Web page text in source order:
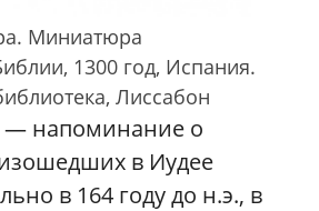
Миниатюра
1300 год, Испания.
Лиссабон
— напоминание о
в Иудее
в 164 году до н.э., в